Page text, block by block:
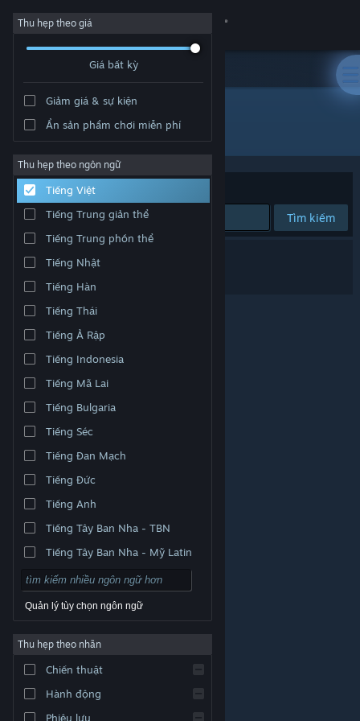
Đăng nhập
Cộng đồng
Thông tin
Hỗ trợ
Thay đổi ngôn ngữ
Cài ứng dụng Steam di động
Xem web cho desktop
thương hiệu là tài sản của chủ sở hữu tương ứng tại
Pháp lý
Hỗ trợ tiếp cận
ký Steam
|Hoàn tiền|
Thu hẹp theo giá
Giá bất kỳ
Giảm giá & sự kiện
Ẩn sản phẩm chơi miễn phí
Thu hẹp theo ngôn ngữ
Tiếng Việt
Tiếng Trung giản thể
Tiếng Trung phồn thể
Tiếng Nhật
Tiếng Hàn
Tiếng Thái
Tiếng Ả Rập
Tiếng Indonesia
Tiếng Mã Lai
Tiếng Bulgaria
Tiếng Séc
Tiếng Đan Mạch
Tiếng Đức
Tiếng Anh
Tiếng Tây Ban Nha - TBN
Tiếng Tây Ban Nha - Mỹ Latin
Quản lý tùy chọn ngôn ngữ
Thu hẹp theo nhãn
Chiến thuật
Hành động
Phiêu lưu
"Mongil Star Dive"
Xếp theo Độ liên quan
Tìm kiếm
Ý bạn là " mong star dive